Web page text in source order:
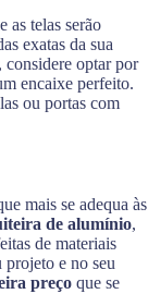
as telas serão
exatas da sua
considere optar por
encaixe perfeito.
ou portas com
mais se adequa às
de alumínio,
de materiais
projeto e no seu
preço que se